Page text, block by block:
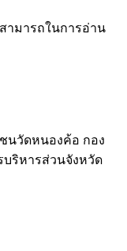
ามารถในการอ่าน
นวัดหนองค้อ กอง
ริหารส่วนจังหวัด